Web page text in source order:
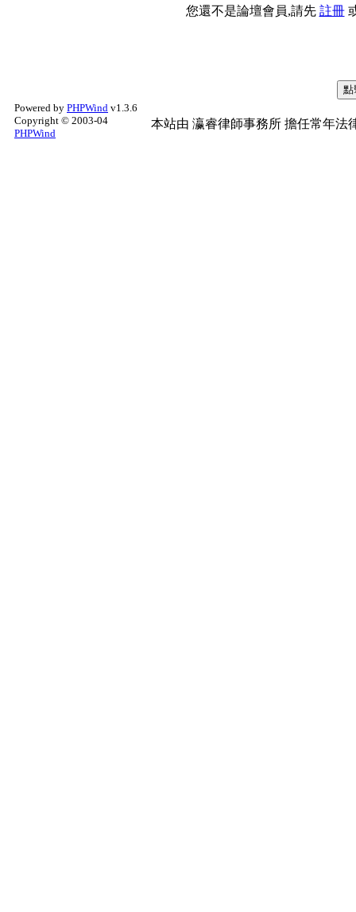
您還不是論壇會員,請先 註冊
Powered by PHPWind v1.3.6
Copyright © 2003-04
PHPWind
本站由 瀛睿律師事務所 擔任常年法